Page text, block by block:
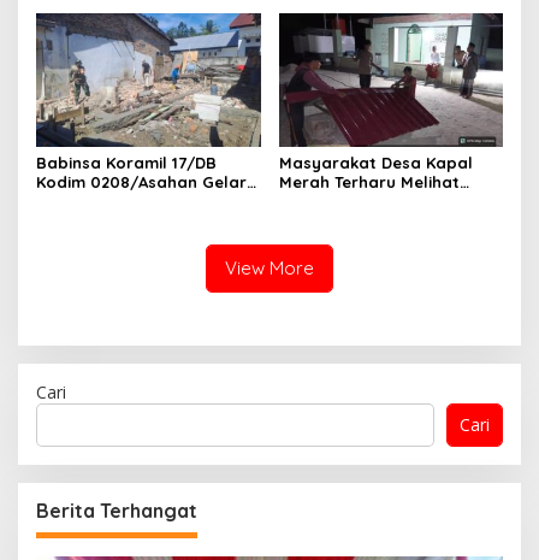
ebersihan Dan Kamtibmas
Babinsa Koramil 17/DB
Kodim 0208/Asahan Gelar
Masyarakat Desa Kapal
Merah Terharu Melihat
Mushollah Al Maghribi
View More
Cari
Cari
Berita Terhangat